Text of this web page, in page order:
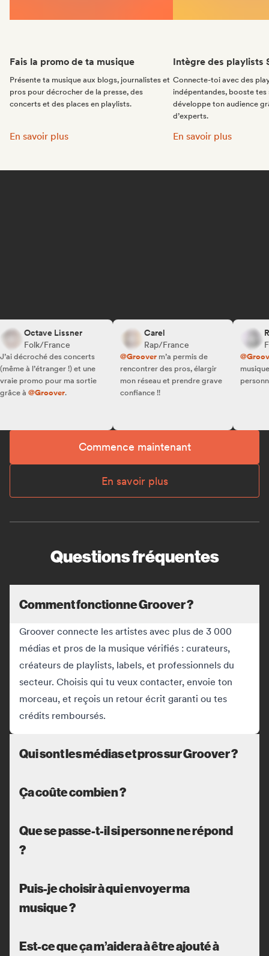
Fais la promo de ta musique
Présente ta musique aux blogs, journalistes et
pros pour décrocher de la presse, des
concerts et des places en playlists.
Fais la promo de ta musique:
En savoir plus
Intègre des playlists
Connecte-toi avec des
indépentandes, booste tes
développe ton audience
d’experts.
Intègre des playlists
En savoir plus
Octave Lissner
Folk/France
décroché des concerts
à l’étranger !) et une
promo pour ma sortie
à@Groover.
Carel
Rap/France
@Grooverm’a permis de
rencontrer des pros, élargir
mon réseau et prendre grave
confiance !!
@Groover
musique
Commence maintenant
En savoir plus
Questions fréquentes
Comment fonctionne Groover ?
Groover connecte les artistes avec plus de 3 000
médias et pros de la musique vérifiés : curateurs,
créateurs de playlists, labels, et professionnels du
secteur. Choisis qui tu veux contacter, envoie ton
morceau, et reçois un retour écrit garanti ou tes
crédits remboursés.
Qui sont les médias et pros sur Groover ?
Ça coûte combien ?
Que se passe-t-il si personne ne répond
?
Puis-je choisir à qui envoyer ma
musique ?
Est-ce que ça m’aidera à être ajouté à